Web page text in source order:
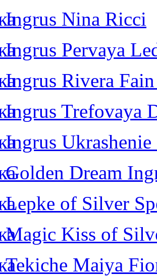
Ingrus Nina Ricci
Ingrus Pervaya
Ingrus Rivera
Ingrus Trefovaya
Ingrus Ukrashenie
Golden Dream
Lepke of Silver
Magic Kiss of
Tekiche Maiya